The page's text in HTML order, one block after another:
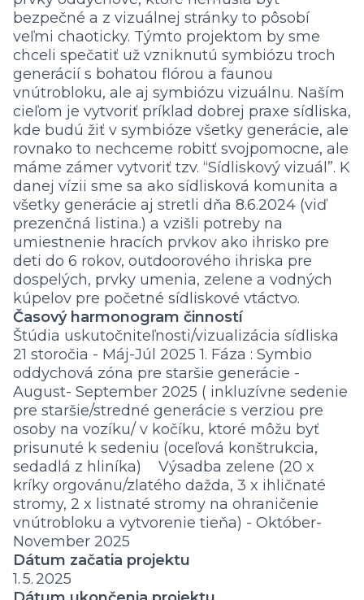
bezpečné a z vizuálnej stránky to pôsobí
veľmi chaoticky. Týmto projektom by sme
chceli spečatiť už vzniknutú symbiózu troch
generácií s bohatou flórou a faunou
vnútrobloku, ale aj symbiózu vizuálnu. Naším
cieľom je vytvoriť príklad dobrej praxe sídliska,
kde budú žiť v symbióze všetky generácie, ale
rovnako to nechceme robitť svojpomocne, ale
máme zámer vytvoriť tzv. “Sídliskový vizuál”. K
danej vízii sme sa ako sídlisková komunita a
všetky generácie aj stretli dňa 8.6.2024 (viď
prezenčná listina.) a vzišli potreby na
umiestnenie hracích prvkov ako ihrisko pre
deti do 6 rokov, outdoorového ihriska pre
dospelých, prvky umenia, zelene a vodných
kúpelov pre početné sídliskové vtáctvo.
Časový harmonogram činností
Štúdia uskutočniteľnosti/vizualizácia sídliska
21 storočia - Máj-Júl 2025 1. Fáza : Symbio
oddychová zóna pre staršie generácie -
August- September 2025 ( inkluzívne sedenie
pre staršie/stredné generácie s verziou pre
osoby na vozíku/ v kočíku, ktoré môžu byť
prisunuté k sedeniu (oceľová konštrukcia,
sedadlá z hliníka) Výsadba zelene (20 x
kríky orgovánu/zlatého dažda, 3 x ihličnaté
stromy, 2 x listnaté stromy na ohraničenie
vnútrobloku a vytvorenie tieňa) - Október-
November 2025
Dátum začatia projektu
1. 5. 2025